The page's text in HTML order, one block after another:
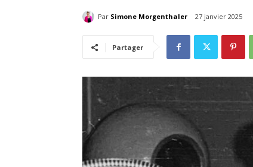
Par Simone Morgenthaler 27 janvier 2025
Partager